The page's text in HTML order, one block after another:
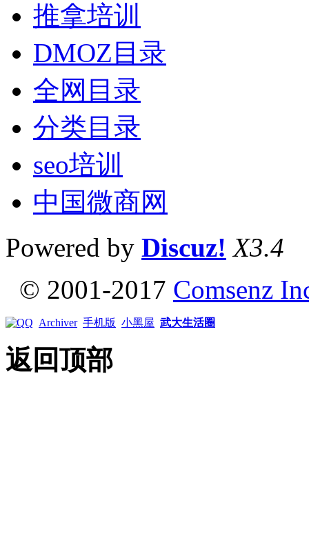
推拿培训
DMOZ目录
全网目录
分类目录
seo培训
中国微商网
Powered by Discuz! X3.4
© 2001-2017 Comsenz
Archiver 手机版 小黑屋 武大生活圈
返回顶部